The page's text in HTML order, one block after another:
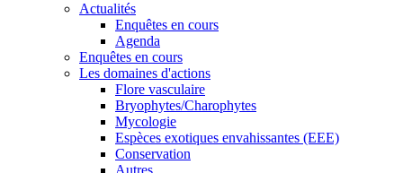
Actualités
Enquêtes en cours
Agenda
Enquêtes en cours
Les domaines d'actions
Flore vasculaire
Bryophytes/Charophytes
Mycologie
Espèces exotiques envahissantes (EEE)
Conservation